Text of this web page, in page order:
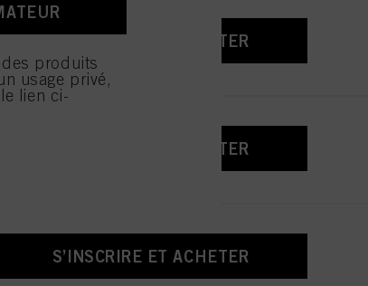
S’INSCRIRE ET ACHETER
S’INSCRIRE ET ACHETER
S’INSCRIRE ET ACHETER
produits
usage privé,
lien ci-
cookies et
« Refuser »,